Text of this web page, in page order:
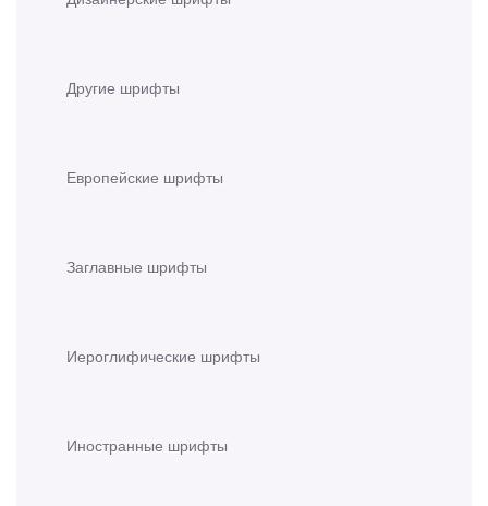
Другие шрифты
Европейские шрифты
Заглавные шрифты
Иероглифические шрифты
Иностранные шрифты